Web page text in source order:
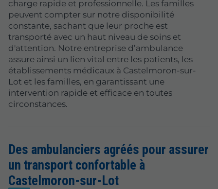
charge rapide et professionnelle. Les familles
peuvent compter sur notre disponibilité
constante, sachant que leur proche est
transporté avec un haut niveau de soins et
d'attention. Notre entreprise d’ambulance
assure ainsi un lien vital entre les patients, les
établissements médicaux à Castelmoron-sur-
Lot et les familles, en garantissant une
intervention rapide et efficace en toutes
circonstances.
Des ambulanciers agréés pour assurer
un transport confortable à
Castelmoron-sur-Lot